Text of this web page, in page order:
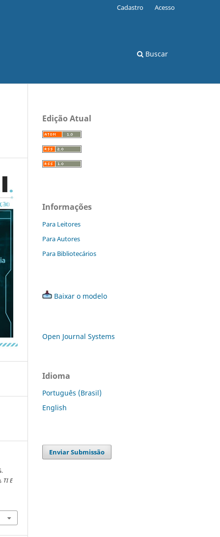
Buscar
Cadastro Acesso
TI E
Edição Atual
Informações
Para Leitores
Para Autores
Para Bibliotecários
Baixar o modelo
Open Journal Systems
Idioma
Português (Brasil)
English
Enviar Submissão